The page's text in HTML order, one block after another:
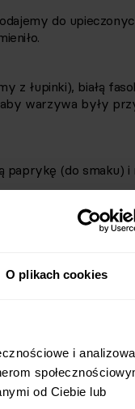
O plikach cookies
i
od Ciebie lub
do
z łupinki), białą
aby warzywa były
paprykę (do smaku) i